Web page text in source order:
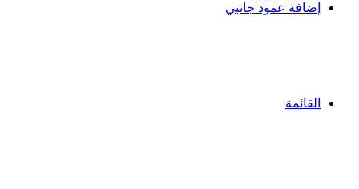
إضافة عمود جانبي
القائمة